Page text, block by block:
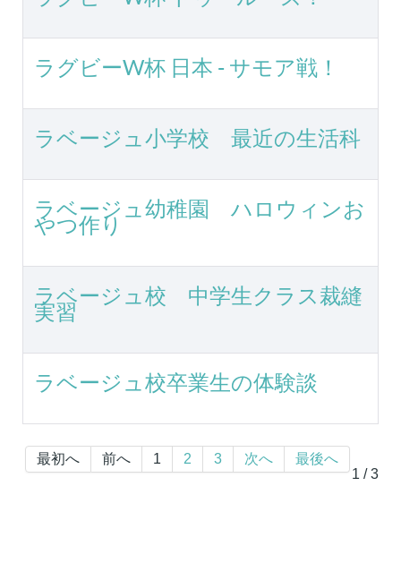
ラグビーW杯 日本 - サモア戦！
ラベージュ小学校 最近の生活科
ラベージュ幼稚園 ハロウィンお
やつ作り
ラベージュ校 中学生クラス裁縫
実習
ラベージュ校卒業生の体験談
1 / 3
最初へ 前へ 1 2 3 次へ 最後へ